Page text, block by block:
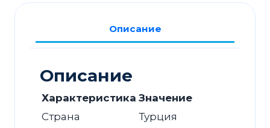
D
Описание
Описание
Характеристика Значение
Страна
Турция